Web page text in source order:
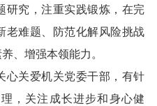
研究，注重实践锻炼，在完
老难题、防范化解风险挑战
、增强本领能力。
心关爱机关党委干部，有针
，关注成长进步和身心健